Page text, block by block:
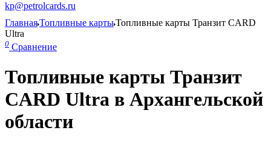
kp@petrolcards.ru
ГлавнаяТопливные картыТопливные карты Транзит CARD
Ultra
0 Сравнение
Топливные карты Транзит
CARD Ultra в Архангельской
области